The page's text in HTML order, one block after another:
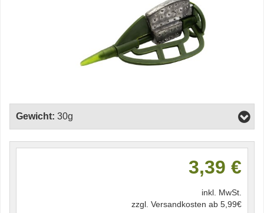
Gewicht: 30g
3,39 €
inkl. MwSt.
zzgl. Versandkosten ab 5,99€